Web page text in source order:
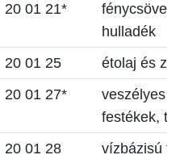
20 01 21*
fénycsövek
hulladék
20 01 25
étolaj és
20 01 27*
veszélyes
festékek,
20 01 28
vízbázisú